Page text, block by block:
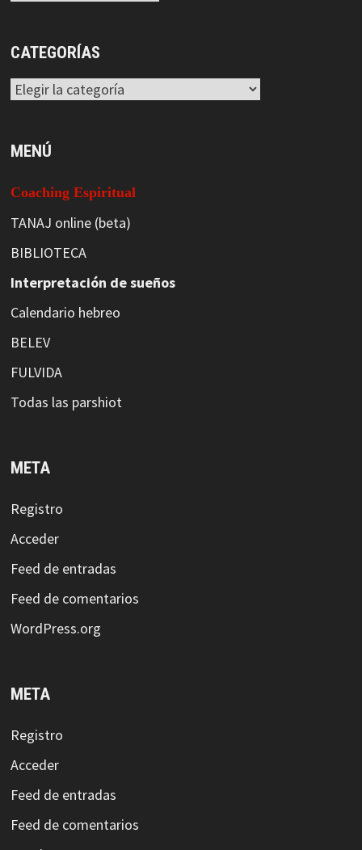
CATEGORÍAS
Categorías
MENÚ
Coaching Espiritual
TANAJ online (beta)
BIBLIOTECA
Interpretación de sueños
Calendario hebreo
BELEV
FULVIDA
Todas las parshiot
META
Registro
Acceder
Feed de entradas
Feed de comentarios
WordPress.org
META
Registro
Acceder
Feed de entradas
Feed de comentarios